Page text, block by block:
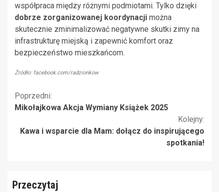
współpraca między różnymi podmiotami. Tylko dzięki
dobrze zorganizowanej koordynacji można
skutecznie zminimalizować negatywne skutki zimy na
infrastrukturę miejską i zapewnić komfort oraz
bezpieczeństwo mieszkańcom.
Źródło: facebook.com/radzionkow
Kontynuuj
Poprzedni:
Mikołajkowa Akcja Wymiany Książek 2025
Kolejny:
Kawa i wsparcie dla Mam: dołącz do inspirującego
spotkania!
Przeczytaj